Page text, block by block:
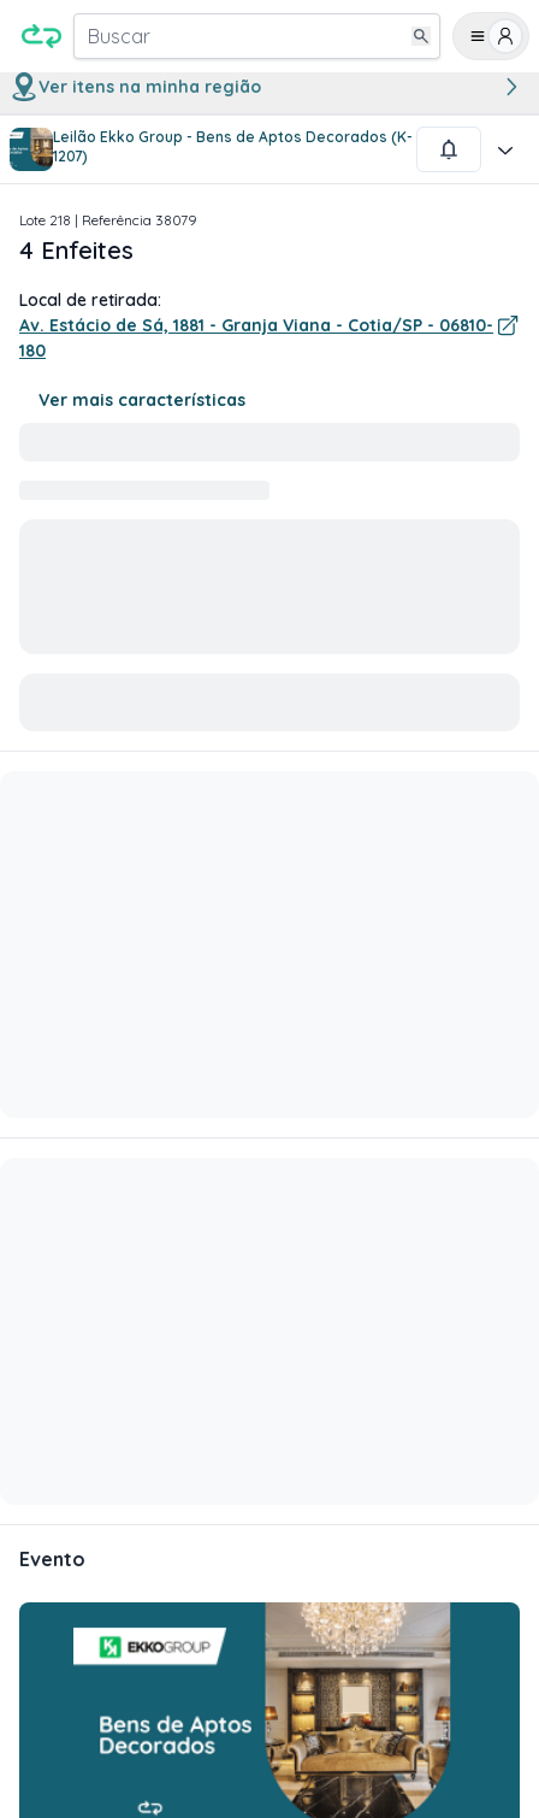
Buscar
Ver itens na minha região
Leilão Ekko Group - Bens de Aptos Decorados (K-
1207)
1/1
Lote 218 | Referência 38079
4 Enfeites
Local de retirada:
Av. Estácio de Sá, 1881 - Granja Viana - Cotia/SP - 06810-
180
Ver mais características
Evento